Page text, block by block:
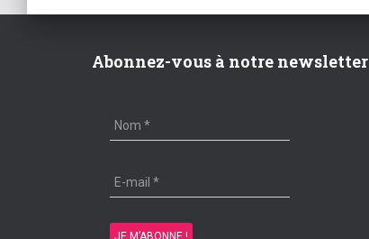
Abonnez-vous à notre newsletter